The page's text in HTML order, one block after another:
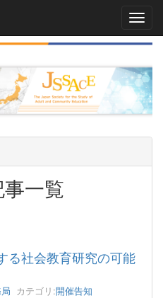
一覧
る社会教育研究の可能
カテゴリ:開催告知